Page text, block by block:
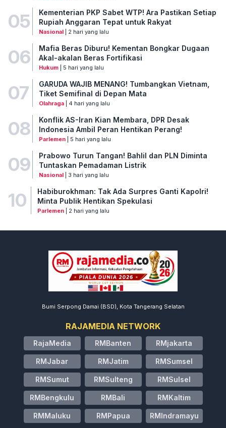
05
Kementerian PKP Sabet WTP! Ara Pastikan Setiap
Rupiah Anggaran Tepat untuk Rakyat
Nasional| 2 hari yang lalu
06
Mafia Beras Diburu! Kementan Bongkar Dugaan
Akal-akalan Beras Fortifikasi
Hukum| 5 hari yang lalu
07
GARUDA WAJIB MENANG! Tumbangkan Vietnam,
Tiket Semifinal di Depan Mata
Olahraga| 4 hari yang lalu
08
Konflik AS-Iran Kian Membara, DPR Desak
Indonesia Ambil Peran Hentikan Perang!
Parlemen| 5 hari yang lalu
09
Prabowo Turun Tangan! Bahlil dan PLN Diminta
Tuntaskan Pemadaman Listrik
Nasional| 3 hari yang lalu
10
Habiburokhman: Tak Ada Surpres Ganti Kapolri!
Minta Publik Hentikan Spekulasi
Parlemen| 2 hari yang lalu
Bumi Serpong Damai (BSD), Kota Tangerang Selatan
RAJAMEDIA NETWORK
RajaMedia RMBanten RMjakarta
RMJabar RMJatim RMSumsel
RMSumut RMSulteng RMSulsel
RMBengkulu RMBali RMKaltim
RMMaluku RMPapua RMIndramayu